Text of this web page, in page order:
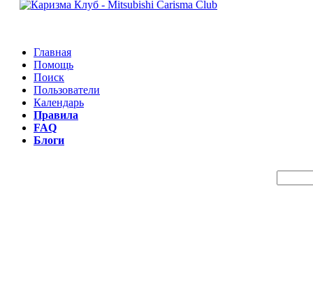
Главная
Помощь
Поиск
Пользователи
Календарь
Правила
FAQ
Блоги